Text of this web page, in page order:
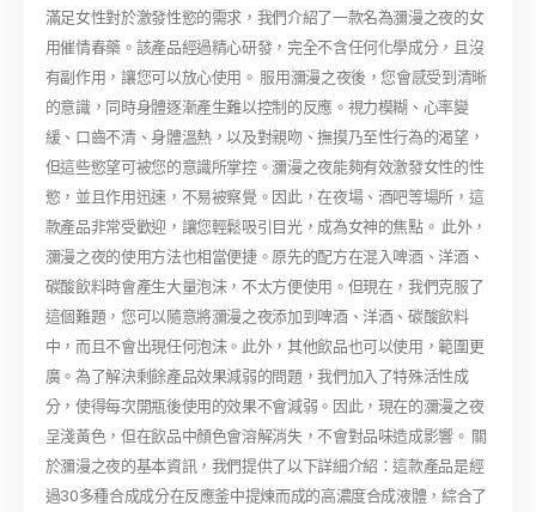
滿足女性對於激發性慾的需求，我們介紹了一款名為瀰漫之夜的女
用催情春藥。該產品經過精心研發，完全不含任何化學成分，且沒
有副作用，讓您可以放心使用。 服用瀰漫之夜後，您會感受到清晰
的意識，同時身體逐漸產生難以控制的反應。視力模糊、心率變
緩、口齒不清、身體溫熱，以及對親吻、撫摸乃至性行為的渴望，
但這些慾望可被您的意識所掌控。瀰漫之夜能夠有效激發女性的性
慾，並且作用迅速，不易被察覺。因此，在夜場、酒吧等場所，這
款產品非常受歡迎，讓您輕鬆吸引目光，成為女神的焦點。 此外，
瀰漫之夜的使用方法也相當便捷。原先的配方在混入啤酒、洋酒、
碳酸飲料時會產生大量泡沫，不太方便使用。但現在，我們克服了
這個難題，您可以隨意將瀰漫之夜添加到啤酒、洋酒、碳酸飲料
中，而且不會出現任何泡沫。此外，其他飲品也可以使用，範圍更
廣。為了解決剩餘產品效果減弱的問題，我們加入了特殊活性成
分，使得每次開瓶後使用的效果不會減弱。因此，現在的瀰漫之夜
呈淺黃色，但在飲品中顏色會溶解消失，不會對品味造成影響。 關
於瀰漫之夜的基本資訊，我們提供了以下詳細介紹：這款產品是經
過30多種合成成分在反應釜中提煉而成的高濃度合成液體，綜合了